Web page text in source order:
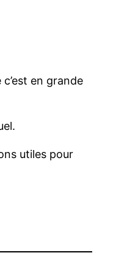
en grande
utiles pour